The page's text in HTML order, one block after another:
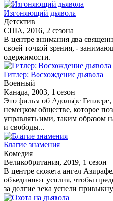
Изгоняющий дьявола
Детектив
США, 2016, 2 сезона
В центре внимания два
своей точкой зрения, -
одержимости.
Гитлер: Восхождение дьявола
Военный
Канада, 2003, 1 сезон
Это фильм об Адольфе
немецком обществе, которое
управлять ими, таким образом
и свободы...
Благие знамения
Комедия
Великобритания, 2019, 1 сезон
В центре сюжета ангел
объединяют усилия, чтобы
за долгие века успели